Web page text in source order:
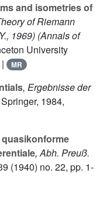
and isometries of
of Riemann
1969) (Annals of
University
| MR
, Ergebnisse der
1984,
quasikonforme
, Abh. Preuß.
(1940) no. 22, pp. 1-